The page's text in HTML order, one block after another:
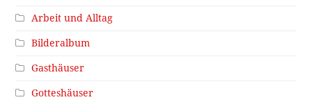
Arbeit und Alltag
Bilderalbum
Gasthäuser
Gotteshäuser